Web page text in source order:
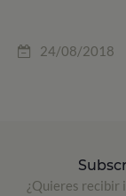
24/08/2018
¿Quieres recibir